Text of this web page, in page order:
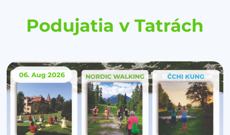
Podujatia v Tatrách
06. Aug 2026